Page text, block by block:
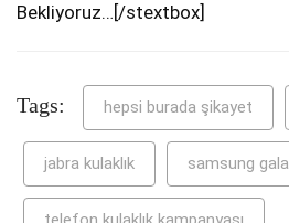
Bekliyoruz…[/stextbox]
Tags: hepsi burada şikayet
jabra kulaklık samsung